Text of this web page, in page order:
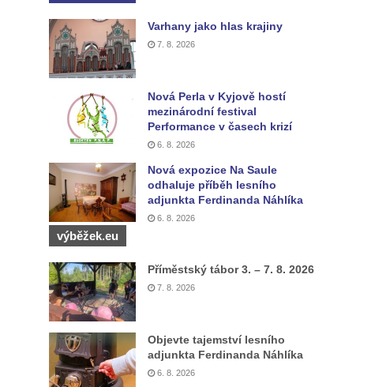
Varhany jako hlas krajiny
7. 8. 2026
Nová Perla v Kyjově hostí
mezinárodní festival
Performance v časech krizí
6. 8. 2026
Nová expozice Na Saule
odhaluje příběh lesního
adjunkta Ferdinanda Náhlíka
6. 8. 2026
výběžek.eu
Příměstský tábor 3. – 7. 8. 2026
7. 8. 2026
Objevte tajemství lesního
adjunkta Ferdinanda Náhlíka
6. 8. 2026